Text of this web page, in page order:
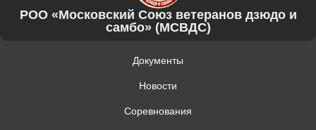
РОО «Московский Союз ветеранов дзюдо и
самбо» (МСВДС)
Документы
Новости
Соревнования